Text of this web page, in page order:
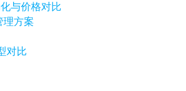
与价格对比
理方案
对比